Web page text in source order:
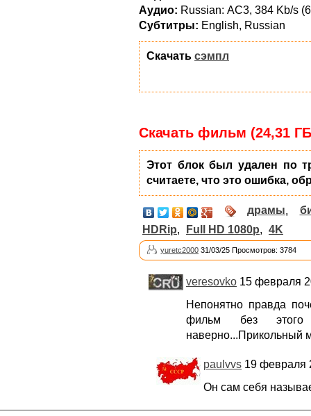
Аудио: Russian: АС3, 384 Kb/s
Субтитры: English, Russian
Скачать сэмпл
Скачать фильм (24,31
Этот блок был удален по
считаете, что это ошибка,
драмы,
HDRip, Full HD 1080p, 4K
yuretc2000 31/03/25 Просмотров: 3784
veresovko 15 февраля
Непонятно правда
фильм без
наверно...Прикольный
paulvvs 19 февраля
Он сам себя